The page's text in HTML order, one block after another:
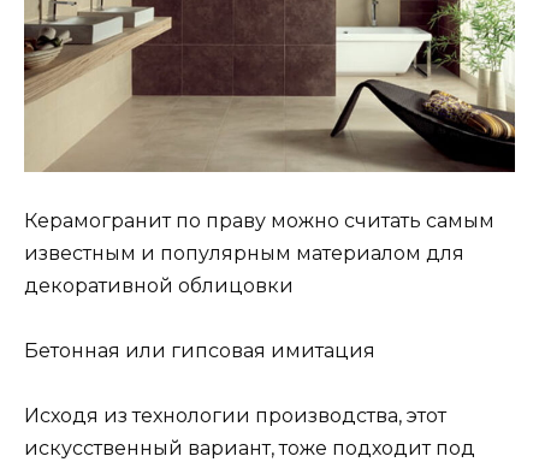
Керамогранит по праву можно считать самым
известным и популярным материалом для
декоративной облицовки
Бетонная или гипсовая имитация
Исходя из технологии производства, этот
искусственный вариант, тоже подходит под